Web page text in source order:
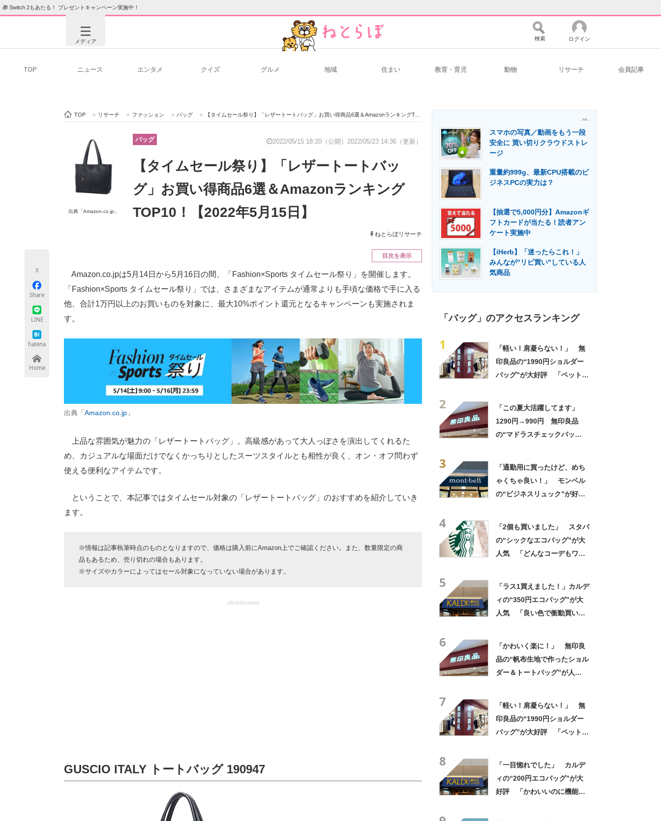
🎁 Switch 2もあたる！ プレゼントキャンペーン実施中！
メディア
ビジネスと働き方のヒント 経営リーダーのコミュニティ マーケ×ITの今がよく分かる
ITエンジニア向け専門サイト 企業向けIT製品の総合サイト 製造業のIT導入・活用を支援
エネルギーの専門メディア 建設×テクノロジーの最前線
ちょっと気になるネットの話題
検索 ログイン
TOP ニュース エンタメ クイズ グルメ 地域 住まい 教育・育児 動物 リサーチ 会員記事
TOP > リサーチ > ファッション > バッグ > 【タイムセール祭り】「レザートートバッグ」お買い得商品6選＆AmazonランキングTOP10！【2022年5月15日】
出典「Amazon.co.jp」
バッグ 2022/05/15 18:20（公開） 2022/05/23 14:36（更新）
【タイムセール祭り】「レザートートバッ
グ」お買い得商品6選＆Amazonランキング
TOP10！【2022年5月15日】
ねとらぼリサーチ
X
Share
LINE
hatena
Home
目次を表示
Amazon.co.jpは5月14日から5月16日の間、「Fashion×Sports タイムセール祭り」を開催します。
「Fashion×Sports タイムセール祭り」では、さまざまなアイテムが通常よりも手頃な価格で手に入る
他、合計1万円以上のお買いものを対象に、最大10%ポイント還元となるキャンペーンも実施されま
す。
出典「 Amazon.co.jp 」
上品な雰囲気が魅力の「レザートートバッグ」。高級感があって大人っぽさを演出してくれるた
め、カジュアルな場面だけでなくかっちりとしたスーツスタイルとも相性が良く、オン・オフ問わず
使える便利なアイテムです。
ということで、本記事ではタイムセール対象の「レザートートバッグ」のおすすめを紹介していき
ます。
※情報は記事執筆時点のものとなりますので、価格は購入前にAmazon上でご確認ください。また、数量限定の商
品もあるため、売り切れの場合もあります。
※サイズやカラーによってはセール対象になっていない場合があります。
advertisement
GUSCIO ITALY トートバッグ 190947
- PR -
スマホの写真／動画をもう一段
安全に 買い切りクラウドストレ
ージ
重量約999g、最新CPU搭載のビ
ジネスPCの実力は？
【抽選で5,000円分】Amazonギ
フトカードが当たる！読者アン
ケート実施中
【iHerb】「迷ったらこれ！」
みんなが"リピ買い"している人
気商品
「バッグ」のアクセスランキング
1
「軽い！肩凝らない！」 無
印良品の“1990円ショルダー
バッグ”が大好評 「ペットボ
2
「この夏大活躍してます」
1290円→990円 無印良品
の“マドラスチェックバッ
3
「通勤用に買ったけど、めち
ゃくちゃ良い！」 モンベル
の“ビジネスリュック”が好
4
「2個も買いました」 スタバ
の“シックなエコバッグ”が大
人気 「どんなコーデもワン
5
「ラス1買えました！」カルデ
ィの“350円エコバッグ”が大
人気 「良い色で衝動買い」
6
「かわいく楽に！」 無印良
品の“帆布生地で作ったショル
ダー＆トートバッグ”が人
7
「軽い！肩凝らない！」 無
印良品の“1990円ショルダー
バッグ”が大好評 「ペットボ
8
「一目惚れでした」 カルデ
ィの“200円エコバッグ”が大
好評 「かわいいのに機能